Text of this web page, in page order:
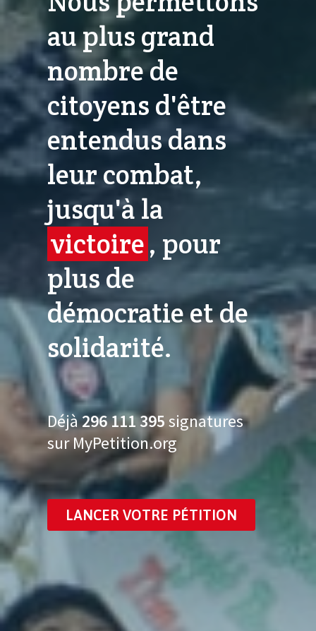
au plus grand
nombre de
citoyens d'être
entendus dans
leur combat,
jusqu'à la
victoire, pour
plus de
démocratie et de
solidarité.
Déjà296 111 412signatures
sur MyPetition.org
LANCER VOTRE PÉTITION